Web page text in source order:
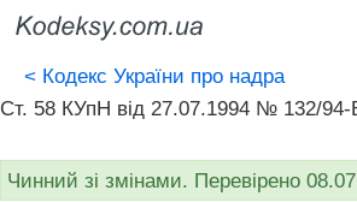
< Кодекс України про надра
Ст. 58 КУпН від 27.07.1994 № 132/
Чинний зі змінами. Перевірено